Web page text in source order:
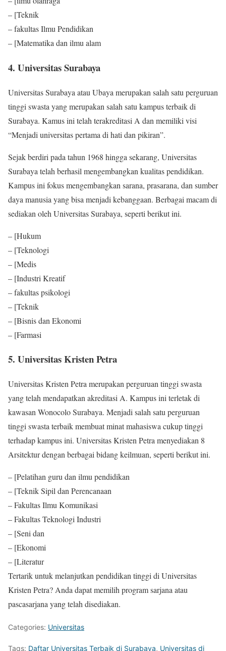
– [Teknik
– fakultas Ilmu Pendidikan
– [Matematika dan ilmu alam
4. Universitas Surabaya
Universitas Surabaya atau Ubaya merupakan salah satu perguruan
tinggi swasta yang merupakan salah satu kampus terbaik di
Surabaya. Kamus ini telah terakreditasi A dan memiliki visi
“Menjadi universitas pertama di hati dan pikiran”.
Sejak berdiri pada tahun 1968 hingga sekarang, Universitas
Surabaya telah berhasil mengembangkan kualitas pendidikan.
Kampus ini fokus mengembangkan sarana, prasarana, dan sumber
daya manusia yang bisa menjadi kebanggaan. Berbagai macam di
sediakan oleh Universitas Surabaya, seperti berikut ini.
– [Hukum
– [Teknologi
– [Medis
– [Industri Kreatif
– fakultas psikologi
– [Teknik
– [Bisnis dan Ekonomi
– [Farmasi
5. Universitas Kristen Petra
Universitas Kristen Petra merupakan perguruan tinggi swasta
yang telah mendapatkan akreditasi A. Kampus ini terletak di
kawasan Wonocolo Surabaya. Menjadi salah satu perguruan
tinggi swasta terbaik membuat minat mahasiswa cukup tinggi
terhadap kampus ini. Universitas Kristen Petra menyediakan 8
Arsitektur dengan berbagai bidang keilmuan, seperti berikut ini.
– [Pelatihan guru dan ilmu pendidikan
– [Teknik Sipil dan Perencanaan
– Fakultas Ilmu Komunikasi
– Fakultas Teknologi Industri
– [Seni dan
– [Ekonomi
– [Literatur
Tertarik untuk melanjutkan pendidikan tinggi di Universitas
Kristen Petra? Anda dapat memilih program sarjana atau
pascasarjana yang telah disediakan.
Categories: Universitas
Tags: Daftar Universitas Terbaik di Surabaya, Universitas di